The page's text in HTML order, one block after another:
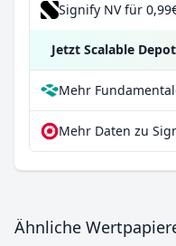
Jetzt Scalable
Mehr
Mehr Daten zu
Ähnliche